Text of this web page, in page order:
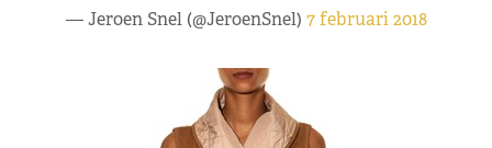
— Jeroen Snel (@JeroenSnel) 7 februari 2018